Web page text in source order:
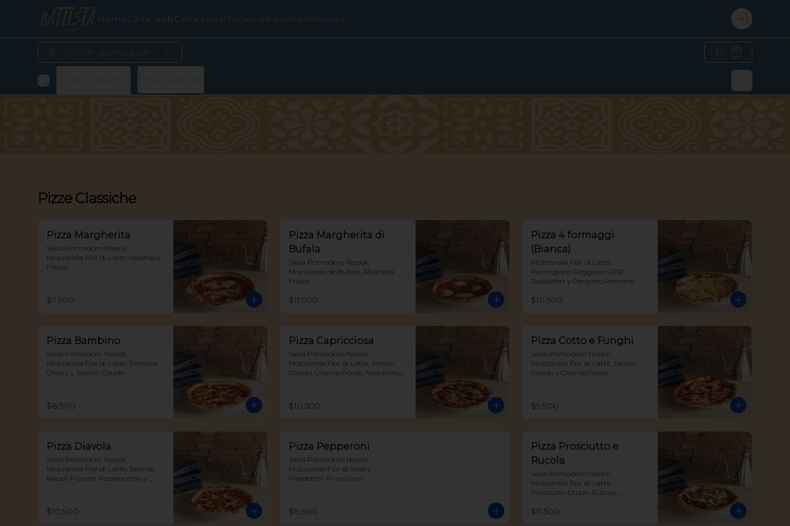
HomeCarta webCarta LocalSucursalSíguenosReserva Login
¿Dónde quieres pedir? $0
Pizze Classiche Pizza Speciali
Pizze Classiche
Pizza Margherita
Salsa Pomodoro Napoli,
Mozzarella Fior di Latte, Albahaca
Fresca
$7.900
Pizza Margherita di
Bufala
Salsa Pomodoro Napoli,
Mozzarella de Búfala, Albahaca
Fresca
$11.900
Pizza 4 formaggi
(Bianca)
Mozzarella Fior di Latte,
Parmigiano Reggiano DOP,
Roquefort y Pecorino Romano
$10.500
Pizza Bambino
Salsa Pomodoro Napoli,
Mozzarella Fior di Latte, Tomates
Cherry y Jámon Cocido.
$8.900
Pizza Capricciosa
Salsa Pomodoro Napoli,
Mozzarella Fior di Latte, Jamón
Cocido, Champiñones, Alcachofas
$10.500
Pizza Cotto e Funghi
Salsa Pomodoro Napoli,
Mozzarella Fior di Latte, Jamón
Cocido y Champiñones
$9.900
Pizza Diavola
Salsa Pomodoro Napoli,
Mozzarella Fior di Latte, Salame
Napoli Picante, Peperoncino y
$10.900
Pizza Pepperoni
Salsa Pomodoro Napoli,
Mozzarella Fior di latte y
Pepperoni Americano
$8.900
Pizza Prosciutto e
Rucola
Salsa Pomodoro Napoli,
Mozzarella Fior di Latte,
Prosciutto Crudo, Rúcula,
Reducción Aceto Balsámico
$11.500